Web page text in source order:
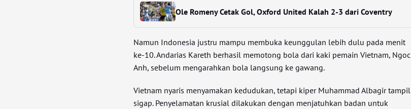
Ole Romeny Cetak Gol, Oxford United Kalah 2-3 dari Coventry
Namun Indonesia justru mampu membuka keunggulan lebih dulu pada menit
ke-10. Andarias Kareth berhasil memotong bola dari kaki pemain Vietnam, Ngoc
Anh, sebelum mengarahkan bola langsung ke gawang.
Vietnam nyaris menyamakan kedudukan, tetapi kiper Muhammad Albagir tampil
sigap. Penyelamatan krusial dilakukan dengan menjatuhkan badan untuk